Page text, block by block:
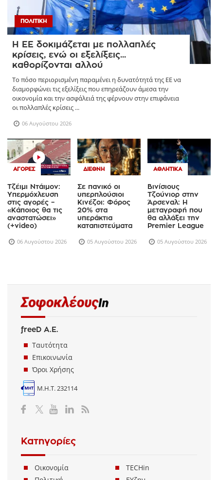
ΠΟΛΙΤΙΚΉ
Η ΕΕ δοκιμάζεται με πολλαπλές
κρίσεις, ενώ οι εξελίξεις...
καθορίζονται αλλού
Το πόσο περιορισμένη παραμένει η δυνατότητά της ΕΕ να
διαμορφώνει τις εξελίξεις που επηρεάζουν άμεσα την
οικονομία και την ασφάλειά της φέρνουν στην επιφάνεια
οι πολλαπλές κρίσεις ...
06 Αυγούστου 2026
ΑΓΟΡΈΣ
Τζέιμι Ντάιμον:
Υπερμόχλευση
στις αγορές –
«Κάποιος θα τις
αναστατώσει»
(+video)
06 Αυγούστου 2026
ΔΙΕΘΝΉ
Σε πανικό οι
υπερπλούσιοι
Κινέζοι: Φόρος
20% στα
υπεράκτια
καταπιστεύματα
05 Αυγούστου 2026
ΑΘΛΗΤΙΚΆ
Βινίσιους
Τζούνιορ στην
Άρσεναλ: Η
μεταγραφή που
θα αλλάξει την
Premier League
05 Αυγούστου 2026
freeD Α.Ε.
Ταυτότητα
Επικοινωνία
Όροι Χρήσης
Μ.Η.Τ. 232114
Κατηγορίες
Οικονομία
TECHin